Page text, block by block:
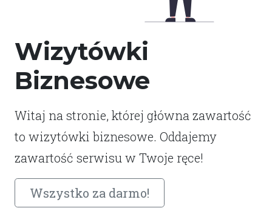
Wizytówki
Biznesowe
Witaj na stronie, której główna zawartość
to wizytówki biznesowe. Oddajemy
zawartość serwisu w Twoje ręce!
Wszystko za darmo!